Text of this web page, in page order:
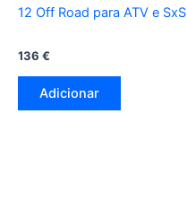
12 Off Road para ATV e SxS
136 €
Adicionar